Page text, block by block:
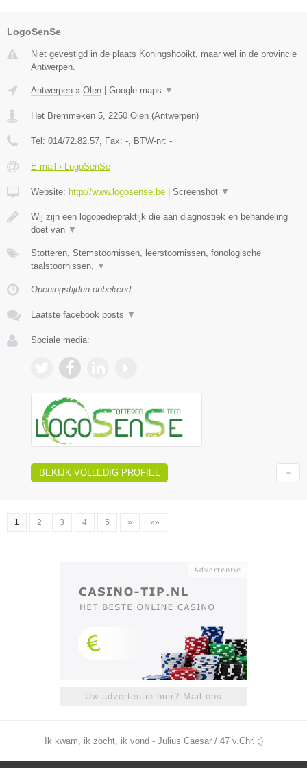
LogoSenSe
Niet gevestigd in de plaats Koningshooikt, maar wel in de provincie
Antwerpen.
Antwerpen » Olen | Google maps ▼
Het Bremmeken 5 2250 Olen (Antwerpen)
Tel: 014/72.82.57 , Fax: - , BTW-nr: -
E-mail › LogoSenSe
Website: http://www.logosense.be | Screenshot ▼
Wij zijn een logopediepraktijk die aan diagnostiek en behandeling
doet van ▼
Stotteren, Stemstoornissen, leerstoornissen, fonologische
taalstoornissen,
▼
Openingstijden onbekend
Laatste facebook posts ▼
Sociale media:
BEKIJK VOLLEDIG PROFIEL
1 2 3 4 5 » »»
Uw advertentie hier? Mail ons
Ik kwam, ik zocht, ik vond - Julius Caesar / 47 v.Chr. ;)